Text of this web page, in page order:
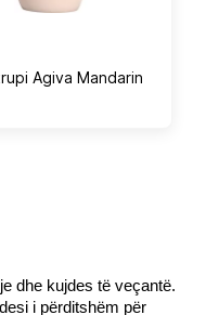
Agiva Mandarin
dhe kujdes të veçantë.
i përditshëm për